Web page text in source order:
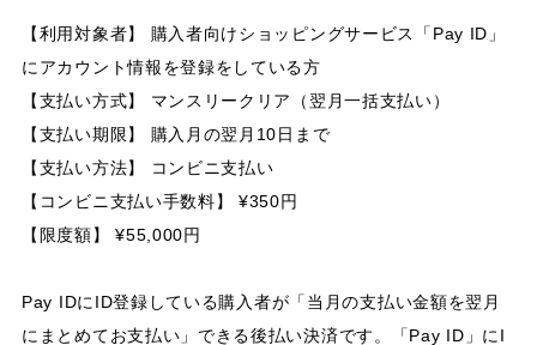
【利用対象者】 購入者向けショッピングサービス「Pay ID」
にアカウント情報を登録をしている方
【支払い方式】 マンスリークリア（翌月一括支払い）
【支払い期限】 購入月の翌月10日まで
【支払い方法】 コンビニ支払い
【コンビニ支払い手数料】 ¥350円
【限度額】 ¥55,000円
Pay IDにID登録している購入者が「当月の支払い金額を翌月
にまとめてお支払い」できる後払い決済です。「Pay ID」にI